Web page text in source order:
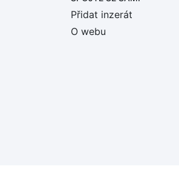
Přidat inzerát
O webu